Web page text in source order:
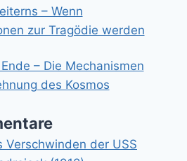
– Wenn
zur Tragödie werden
– Die Mechanismen
des Kosmos
Verschwinden der USS